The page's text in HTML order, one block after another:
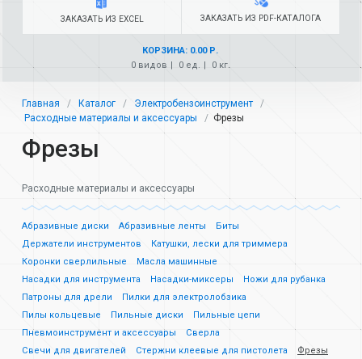
ЗАКАЗАТЬ ИЗ EXCEL ЗАКАЗАТЬ ИЗ PDF-КАТАЛОГА
КОРЗИНА: 0.00 Р.
0 видов
0 ед. 0 кг.
Главная Каталог
Электробензоинструмент
Расходные материалы и аксессуары
Фрезы
Фрезы
Расходные материалы и аксессуары
Абразивные диски Абразивные ленты
Биты
Держатели инструментов
Катушки, лески для триммера
Коронки сверлильные
Масла машинные
Насадки для инструмента
Насадки-миксеры
Ножи для рубанка
Патроны для дрели
Пилки для электролобзика
Пилы кольцевые
Пильные диски
Пильные цепи
Пневмоинструмент и аксессуары
Сверла
Свечи для двигателей
Стержни клеевые для пистолета
Фрезы